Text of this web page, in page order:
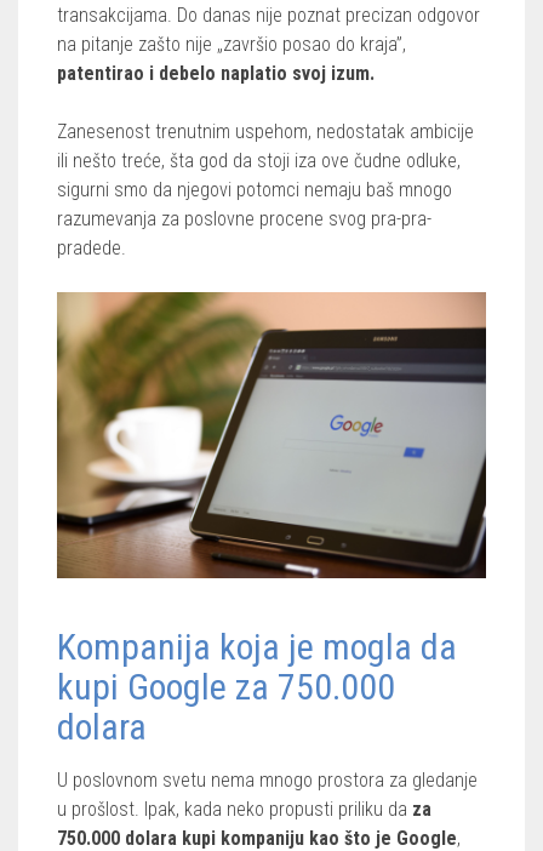
transakcijama. Do danas nije poznat precizan odgovor
na pitanje zašto nije „završio posao do kraja”,
patentirao i debelo naplatio svoj izum.
Zanesenost trenutnim uspehom, nedostatak ambicije
ili nešto treće, šta god da stoji iza ove čudne odluke,
sigurni smo da njegovi potomci nemaju baš mnogo
razumevanja za poslovne procene svog pra-pra-
pradede.
Kompanija koja je mogla da
kupi Google za 750.000
dolara
U poslovnom svetu nema mnogo prostora za gledanje
u prošlost. Ipak, kada neko propusti priliku da za
750.000 dolara kupi kompaniju kao što je Google,